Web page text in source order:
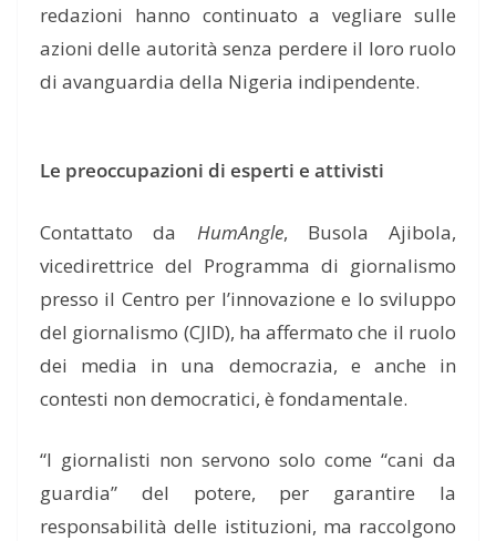
redazioni hanno continuato a vegliare sulle
azioni delle autorità senza perdere il loro ruolo
di avanguardia della Nigeria indipendente.
Le preoccupazioni di esperti e attivisti
Contattato da HumAngle, Busola Ajibola,
vicedirettrice del Programma di giornalismo
presso il Centro per l’innovazione e lo sviluppo
del giornalismo (CJID), ha affermato che il ruolo
dei media in una democrazia, e anche in
contesti non democratici, è fondamentale.
“I giornalisti non servono solo come “cani da
guardia” del potere, per garantire la
responsabilità delle istituzioni, ma raccolgono